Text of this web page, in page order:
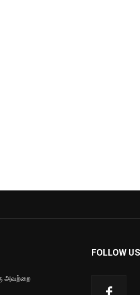
அவற்றை
FOLLOW US